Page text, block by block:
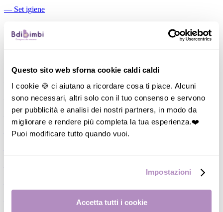
Questo sito web sforna cookie caldi caldi
I cookie 🍪 ci aiutano a ricordare cosa ti piace. Alcuni
sono necessari, altri solo con il tuo consenso e servono
per pubblicità e analisi dei nostri partners, in modo da
migliorare e rendere più completa la tua esperienza.❤️
Puoi modificare tutto quando vuoi.
Impostazioni
Accetta tutti i cookie
― Set igiene
Aspiratori nasali manuali
―
Cuscini allattamento
―Biberon
―
Tettarelle
―Succhietti
Conservalatte Materno